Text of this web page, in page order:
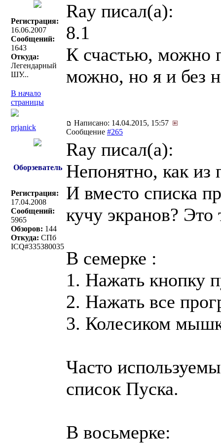
Регистрация:
16.06.2007
Сообщений:
1643
Откуда:
Легендарный
ШУ...
Ray писал(a):
8.1
К счастью, можно
можно, но я и без
В начало
страницы
prjanick
Написано: 14.04.2015, 15:57
Сообщение #265
Оборзеватель
Регистрация:
17.04.2008
Сообщений:
5965
Обзоров: 144
Откуда: СПб
ICQ#335380035
Ray писал(a):
Непонятно, как из
И вместо списка
кучу экранов?
В семерке :
1. Нажать кнопку
2. Нажать все
3. Колесиком
Часто
список Пуска.
В восьмерке: